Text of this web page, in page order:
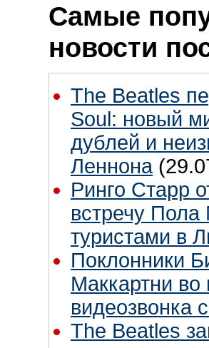
Самые
новости
The Beatles
Soul: новый
дублей и
Леннона
Ринго Старр
встречу Пола
туристами в
Поклонники
Маккартни во
видеозвонка
The Beatles